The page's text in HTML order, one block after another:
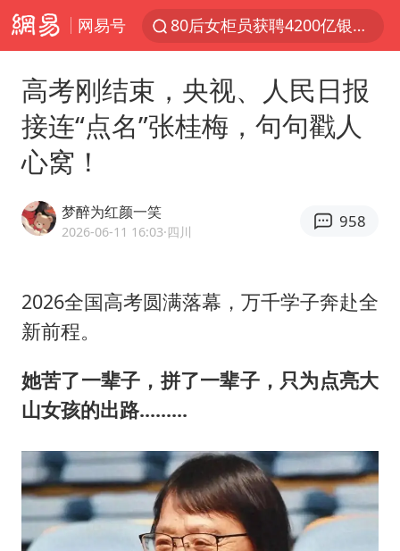
网易号
金饰克价大幅跳涨
“梅姨案”被拐儿童钟彬发声
曝侯明昊违反交规被约谈
《歌手》歌王之战帮唱嘉宾官宣
韩国每3辆新上牌电车就有1辆来自中国
李亚鹏向地铁吐血女孩捐99999元
李嫣近照曝光
高考刚结束，央视、人民日报
接连“点名”张桂梅，句句戳人
心窝！
梦醉为红颜一笑
2026-06-11 16:03·四川
958
2026全国高考圆满落幕，万千学子奔赴全
新前程。
她苦了一辈子，拼了一辈子，只为点亮大
山女孩的出路.........